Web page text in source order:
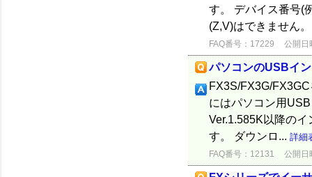
す。 デバイス番号(
(Z,V)はできません
FAQ番号：17229 公開日
パソコンのUSBイ
FX3S/FX3G/
にはパソコン用
Ver.1.585K以降の
す。 ダウンロ... 詳細
FAQ番号：12131 公開日